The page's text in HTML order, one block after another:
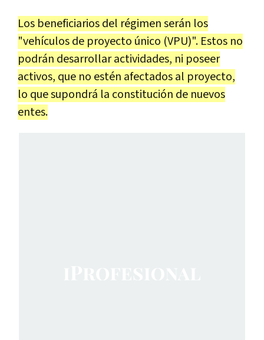
Los beneficiarios del régimen serán los
"vehículos de proyecto único (VPU)". Estos no
podrán desarrollar actividades, ni poseer
activos, que no estén afectados al proyecto,
lo que supondrá la constitución de nuevos
entes.